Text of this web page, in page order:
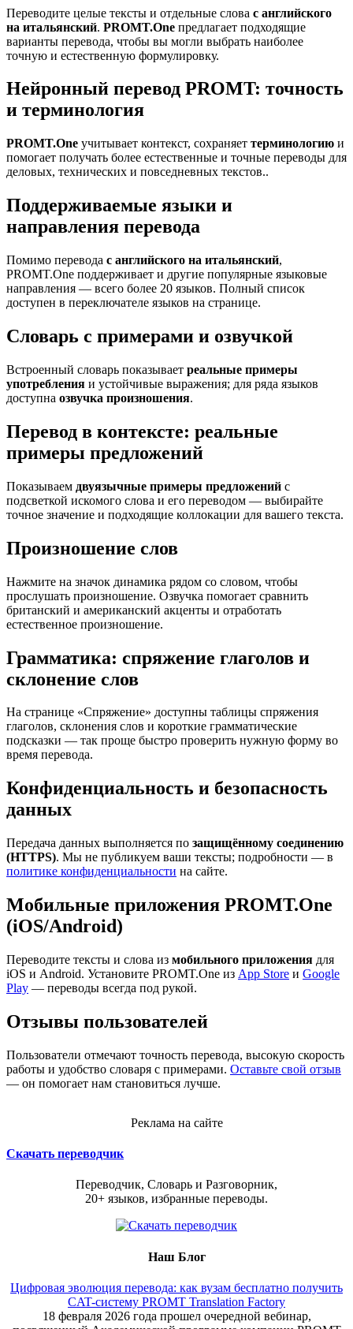
Переводите целые тексты и отдельные слова с английского
на итальянский. PROMT.One предлагает подходящие
варианты перевода, чтобы вы могли выбрать наиболее
точную и естественную формулировку.
Нейронный перевод PROMT: точность
и терминология
PROMT.One учитывает контекст, сохраняет терминологию и
помогает получать более естественные и точные переводы для
деловых, технических и повседневных текстов..
Поддерживаемые языки и
направления перевода
Помимо перевода с английского на итальянский,
PROMT.One поддерживает и другие популярные языковые
направления — всего более 20 языков. Полный список
доступен в переключателе языков на странице.
Словарь с примерами и озвучкой
Встроенный словарь показывает реальные примеры
употребления и устойчивые выражения; для ряда языков
доступна озвучка произношения.
Перевод в контексте: реальные
примеры предложений
Показываем двуязычные примеры предложений с
подсветкой искомого слова и его переводом — выбирайте
точное значение и подходящие коллокации для вашего текста.
Произношение слов
Нажмите на значок динамика рядом со словом, чтобы
прослушать произношение. Озвучка помогает сравнить
британский и американский акценты и отработать
естественное произношение.
Грамматика: спряжение глаголов и
склонение слов
На странице «Спряжение» доступны таблицы спряжения
глаголов, склонения слов и короткие грамматические
подсказки — так проще быстро проверить нужную форму во
время перевода.
Конфиденциальность и безопасность
данных
Передача данных выполняется по защищённому соединению
(HTTPS). Мы не публикуем ваши тексты; подробности — в
политике конфиденциальности на сайте.
Мобильные приложения PROMT.One
(iOS/Android)
Переводите тексты и слова из мобильного приложения для
iOS и Android. Установите PROMT.One из App Store и Google
Play — переводы всегда под рукой.
Отзывы пользователей
Пользователи отмечают точность перевода, высокую скорость
работы и удобство словаря с примерами. Оставьте свой отзыв
— он помогает нам становиться лучше.